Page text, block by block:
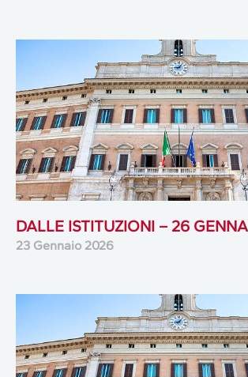
DALLE ISTITUZIONI – 26
23 Gennaio 2026